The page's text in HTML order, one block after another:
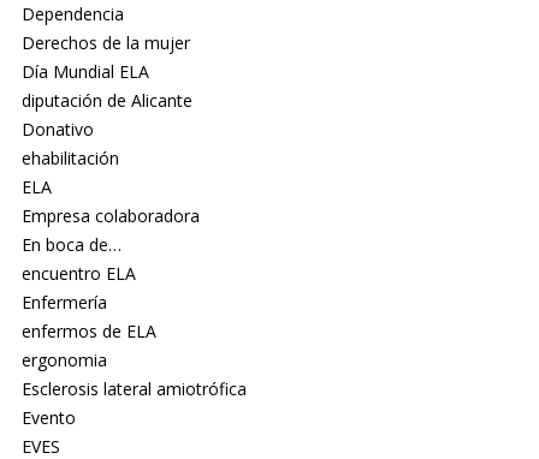
Dependencia
Derechos de la mujer
Día Mundial ELA
diputación de Alicante
Donativo
ehabilitación
ELA
Empresa colaboradora
En boca de…
encuentro ELA
Enfermería
enfermos de ELA
ergonomia
Esclerosis lateral amiotrófica
Evento
EVES